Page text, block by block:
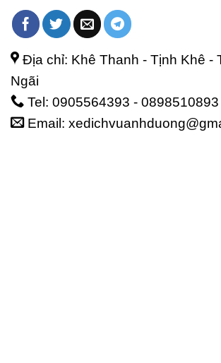
Địa chỉ: Khê Thanh - Tịnh Khê -
Ngãi
Tel: 0905564393 - 0898510893
Email: